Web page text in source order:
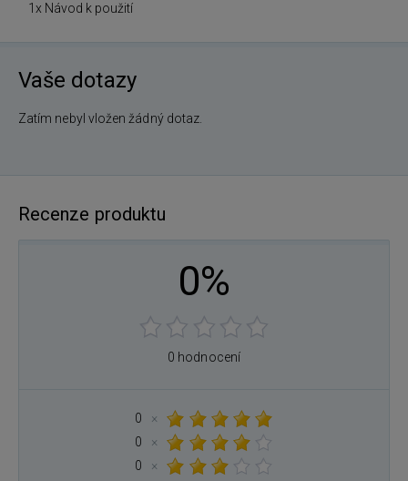
1x Návod k použití
Vaše dotazy
Zatím nebyl vložen žádný dotaz.
Recenze produktu
0%
0 hodnocení
0
×
0
×
0
×